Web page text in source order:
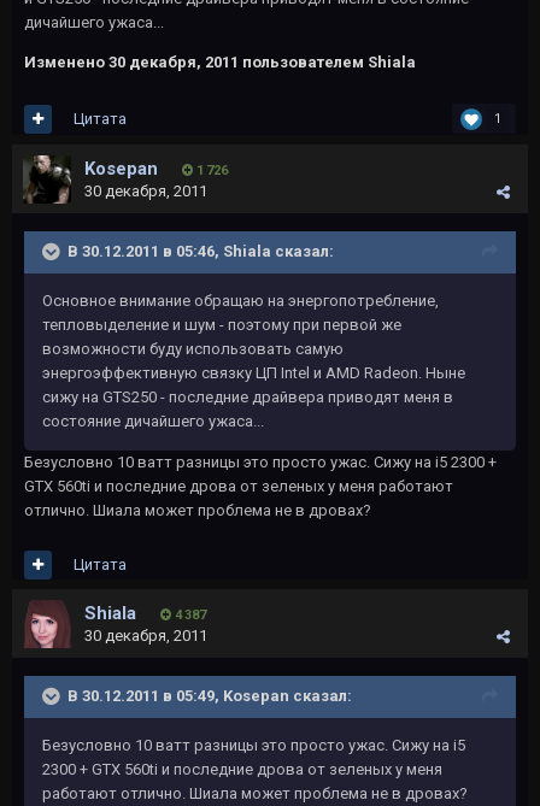
дичайшего ужаса...
Изменено 30 декабря, 2011 пользователем Shiala
1
Цитата
Kosepan 1 726
30 декабря, 2011
В 30.12.2011 в 05:46, Shiala сказал:
Основное внимание обращаю на энергопотребление,
тепловыделение и шум - поэтому при первой же
возможности буду использовать самую
энергоэффективную связку ЦП Intel и AMD Radeon. Ныне
сижу на GTS250 - последние драйвера приводят меня в
состояние дичайшего ужаса...
Безусловно 10 ватт разницы это просто ужас. Сижу на i5 2300 +
GТX 560ti и последние дрова от зеленых у меня работают
отлично. Шиала может проблема не в дровах?
Цитата
Shiala 4 387
30 декабря, 2011
В 30.12.2011 в 05:49, Kosepan сказал:
Безусловно 10 ватт разницы это просто ужас. Сижу на i5
2300 + GТX 560ti и последние дрова от зеленых у меня
работают отлично. Шиала может проблема не в дровах?